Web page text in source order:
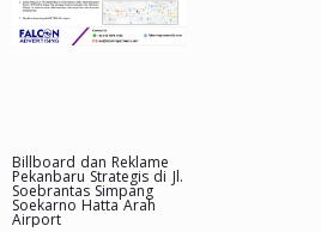
Billboard dan Reklame
Pekanbaru Strategis di Jl.
Soebrantas Simpang
Soekarno Hatta Arah
Airport